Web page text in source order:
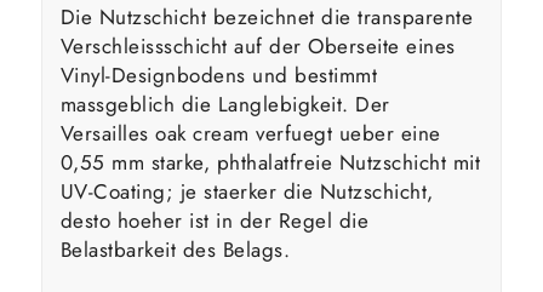
Die Nutzschicht bezeichnet die transparente
Verschleissschicht auf der Oberseite eines
Vinyl-Designbodens und bestimmt
massgeblich die Langlebigkeit. Der
Versailles oak cream verfuegt ueber eine
0,55 mm starke, phthalatfreie Nutzschicht mit
UV-Coating; je staerker die Nutzschicht,
desto hoeher ist in der Regel die
Belastbarkeit des Belags.